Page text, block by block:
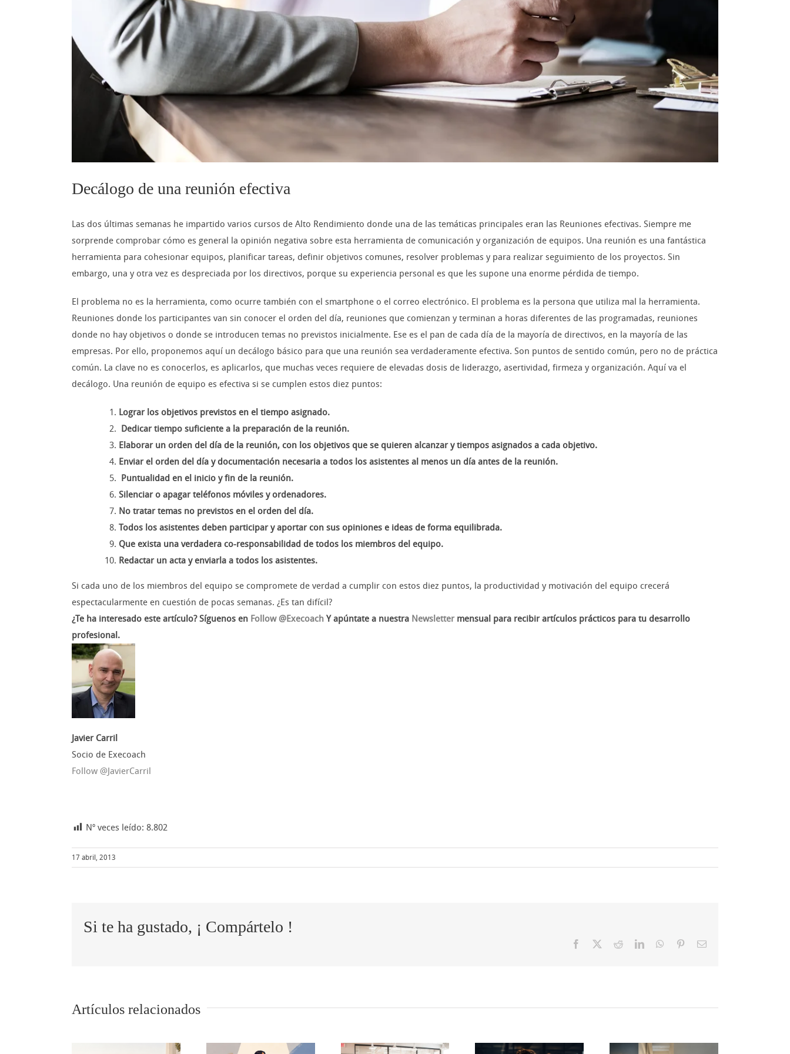
Decálogo de una reunión efectiva
Las dos últimas semanas he impartido varios cursos de Alto Rendimiento donde una de las temáticas principales eran las Reuniones efectivas. Siempre me
sorprende comprobar cómo es general la opinión negativa sobre esta herramienta de comunicación y organización de equipos. Una reunión es una fantástica
herramienta para cohesionar equipos, planificar tareas, definir objetivos comunes, resolver problemas y para realizar seguimiento de los proyectos. Sin
embargo, una y otra vez es despreciada por los directivos, porque su experiencia personal es que les supone una enorme pérdida de tiempo.
El problema no es la herramienta, como ocurre también con el smartphone o el correo electrónico. El problema es la persona que utiliza mal la herramienta.
Reuniones donde los participantes van sin conocer el orden del día, reuniones que comienzan y terminan a horas diferentes de las programadas, reuniones
donde no hay objetivos o donde se introducen temas no previstos inicialmente. Ese es el pan de cada día de la mayoría de directivos, en la mayoría de las
empresas. Por ello, proponemos aquí un decálogo básico para que una reunión sea verdaderamente efectiva. Son puntos de sentido común, pero no de práctica
común. La clave no es conocerlos, es aplicarlos, que muchas veces requiere de elevadas dosis de liderazgo, asertividad, firmeza y organización. Aquí va el
decálogo. Una reunión de equipo es efectiva si se cumplen estos diez puntos:
Lograr los objetivos previstos en el tiempo asignado.
Dedicar tiempo suficiente a la preparación de la reunión.
Elaborar un orden del día de la reunión, con los objetivos que se quieren alcanzar y tiempos asignados a cada objetivo.
Enviar el orden del día y documentación necesaria a todos los asistentes al menos un día antes de la reunión.
Puntualidad en el inicio y fin de la reunión.
Silenciar o apagar teléfonos móviles y ordenadores.
No tratar temas no previstos en el orden del día.
Todos los asistentes deben participar y aportar con sus opiniones e ideas de forma equilibrada.
Que exista una verdadera co-responsabilidad de todos los miembros del equipo.
Redactar un acta y enviarla a todos los asistentes.
Si cada uno de los miembros del equipo se compromete de verdad a cumplir con estos diez puntos, la productividad y motivación del equipo crecerá
espectacularmente en cuestión de pocas semanas. ¿Es tan difícil?
¿Te ha interesado este artículo? Síguenos en Follow @Execoach Y apúntate a nuestra Newslettermensual para recibir artículos prácticos para tu desarrollo
profesional.
Javier Carril
Socio de Execoach
Follow @JavierCarril
Nº veces leído: 8.802
17 abril, 2013
Si te ha gustado, ¡ Compártelo !
Facebook RedditLinkedInWhatsApp
PinterestCorreo
Artículos relacionados
5 tips para
transformar
tradicional: